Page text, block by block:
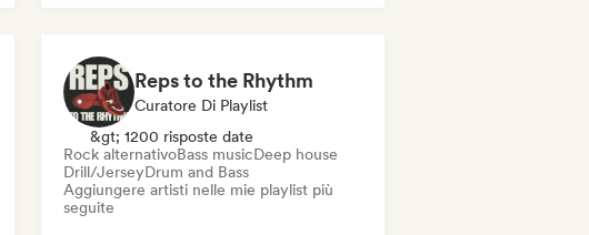
Reps to the Rhythm
Curatore Di Playlist
&gt; 1200 risposte date
Rock alternativoBass musicDeep house
Drill/JerseyDrum and Bass
Aggiungere artisti nelle mie playlist più
seguite